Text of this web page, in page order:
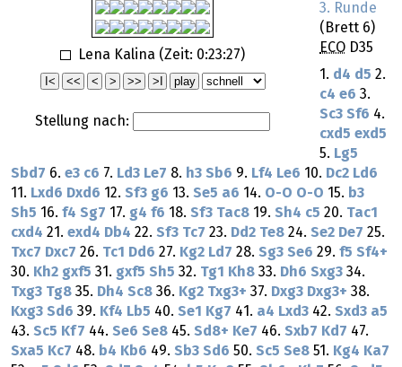
Lena Kalina (Zeit: 0:23:27)
Stellung nach:
3. Runde
(Brett 6)
ECO D35
1. d4 d5 2.
c4 e6 3.
Sc3 Sf6 4.
cxd5 exd5
5. Lg5
Sbd7 6. e3 c6 7. Ld3 Le7 8. h3 Sb6 9. Lf4 Le6 10. Dc2 Ld6
11. Lxd6 Dxd6 12. Sf3 g6 13. Se5 a6 14. O-O O-O 15. b3
Sh5 16. f4 Sg7 17. g4 f6 18. Sf3 Tac8 19. Sh4 c5 20. Tac1
cxd4 21. exd4 Db4 22. Sf3 Tc7 23. Dd2 Te8 24. Se2 De7 25.
Txc7 Dxc7 26. Tc1 Dd6 27. Kg2 Ld7 28. Sg3 Se6 29. f5 Sf4+
30. Kh2 gxf5 31. gxf5 Sh5 32. Tg1 Kh8 33. Dh6 Sxg3 34.
Txg3 Tg8 35. Dh4 Sc8 36. Kg2 Txg3+ 37. Dxg3 Dxg3+ 38.
Kxg3 Sd6 39. Kf4 Lb5 40. Se1 Kg7 41. a4 Lxd3 42. Sxd3 a5
43. Sc5 Kf7 44. Se6 Se8 45. Sd8+ Ke7 46. Sxb7 Kd7 47.
Sxa5 Kc7 48. b4 Kb6 49. Sb3 Sd6 50. Sc5 Se8 51. Kg4 Ka7